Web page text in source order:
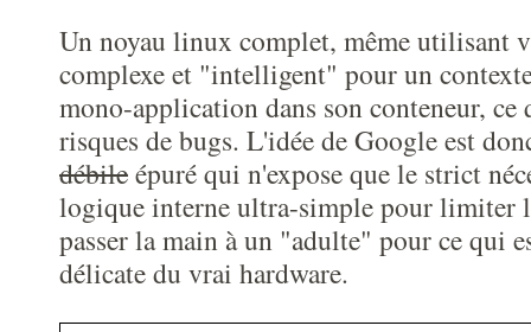
Un noyau linux complet, même utilisant
complexe et "intelligent" pour un
mono-application dans son conteneur, ce
risques de bugs. L'idée de Google est
débileépuré qui n'expose que le strict
logique interne ultra-simple pour limiter
passer la main à un "adulte" pour ce qui
délicate du vrai hardware.